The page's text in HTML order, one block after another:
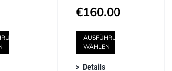
Dieses
Produkt
€160.00Preisspanne:
AUSFÜHRUNG
WÄHLEN
Dieses
Produkt
Details